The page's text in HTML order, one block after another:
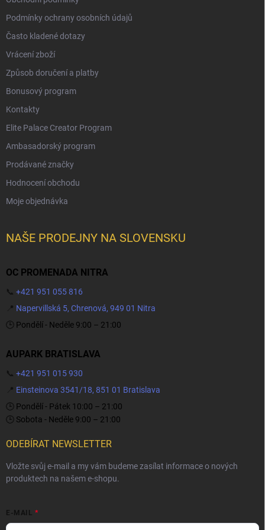
Podmínky ochrany osobních údajů
Často kladené dotazy
Vrácení zboží
Způsob doručení a platby
Bonusový program
Kontakty
Elite Palace Creator Program
Ambasadorský program
Prodávané značky
Hodnocení obchodu
Moje objednávka
NAŠE PRODEJNY NA SLOVENSKU
OC PROMENADA NITRA
📞 +421 951 055 816
📍 Napervillská 5, Chrenová, 949 01 Nitra
🕒 Pondělí - Neděle 9:00 – 21:00
AUPARK BRATISLAVA
📞 +421 951 015 930
📍 Einsteinova 3541/18, 851 01 Bratislava
🕒 Pondělí - Pátek 10:00 – 21:00
🕒 Sobota - Neděle 9:00 – 21:00
ODEBÍRAT NEWSLETTER
Vložte svůj e-mail a my vám budeme zasílat informace o nových
produktech na našem e-shopu.
E-MAIL